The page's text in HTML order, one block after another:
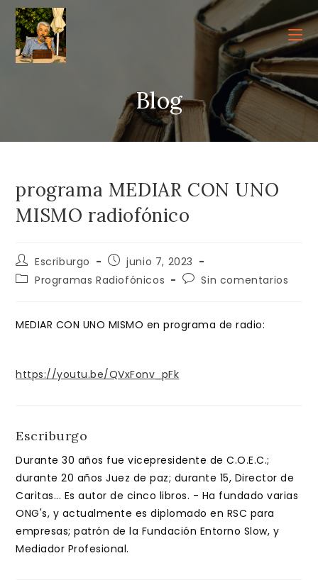
contenido
Blog
programa MEDIAR CON UNO
MISMO radiofónico
Autor
de
la
Escriburgo
Publicación
de
la
junio 7, 2023
Categoría
entrada:
Programas Radiofónicos
Comentarios
entrada:
Sin comentarios
MEDIAR CON UNO MISMO en programa de radio:
https://youtu.be/QVxFonv_pFk
Escriburgo
Durante 30 años fue vicepresidente de C.O.E.C.;
durante 20 años Juez de paz; durante 15, Director de
Caritas... Es autor de cinco libros. - Ha fundado varias
ONG's, y actualmente es diplomado en RSC para
empresas; patrón de la Fundación Entorno Slow, y
Mediador Profesional.